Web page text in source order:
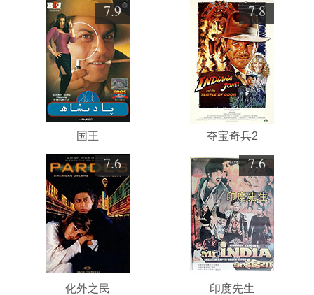
7.9
国王
7.8
夺宝奇兵2
7.6
化外之民
7.6
印度先生